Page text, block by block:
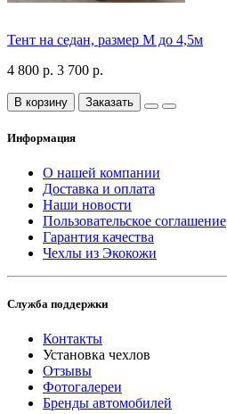
Тент на седан, размер М до 4,5м
4 800 р. 3 700 р.
В корзину Заказать
Информация
О нашей компании
Доставка и оплата
Наши новости
Пользовательское соглашение
Гарантия качества
Чехлы из Экокожи
Служба поддержки
Контакты
Установка чехлов
Отзывы
Фотогалереи
Бренды автомобилей